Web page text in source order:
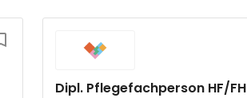
Dipl. Pflegefachperson HF/FH